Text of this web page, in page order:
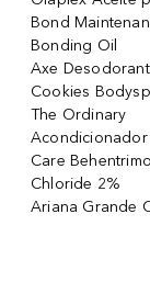
Bond
Bonding Oil
Axe
Cookies
The Ordinary
Acondicionador
Care
Chloride 2%
Ariana Grande